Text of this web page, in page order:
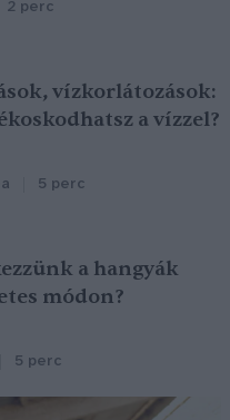
2 perc
vízkorlátozások:
a vízzel?
5 perc
a hangyák
módon?
5 perc